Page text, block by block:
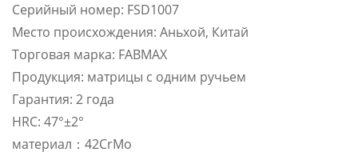
Cерийный номер: FSD1007
Место происхождения: Аньхой, Китай
Торговая марка: FABMAX
Продукция: матрицы с одним ручьем
Гарантия: 2 года
HRC: 47°±2°
материал：42CrMo